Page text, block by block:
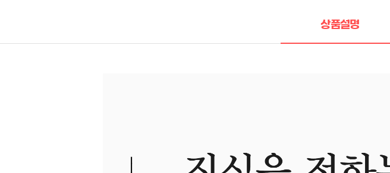
상품설명